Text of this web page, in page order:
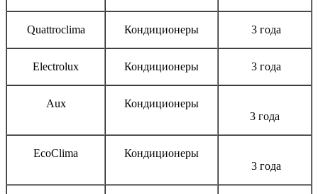
Quattroclima Кондиционеры 3 года
Electrolux Кондиционеры 3 года
Aux
Кондиционеры
3 года
EcoClima
Кондиционеры
3 года